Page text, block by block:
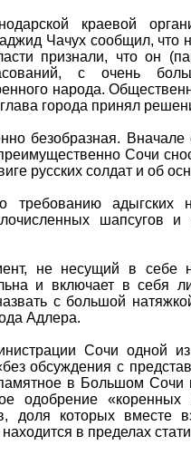
краевой
Чачух сообщил, что
признали, что он
с очень
народа.
города принял
безобразная.
Сочи
русских солдат и об
требованию адыгских
шапсугов
не несущий в себе
и включает в себя
с большой
Адлера.
Сочи одной
обсуждения с
в Большом
одобрение
доля которых
в пределах